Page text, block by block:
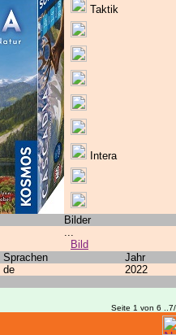
Taktik
Intera
Bilder
...
Bild
Sprachen
Jahr
de
2022
Seite 1 von 6